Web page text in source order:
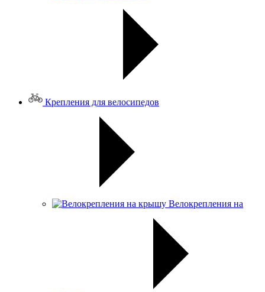
Крепления для велосипедов
Велокрепления на